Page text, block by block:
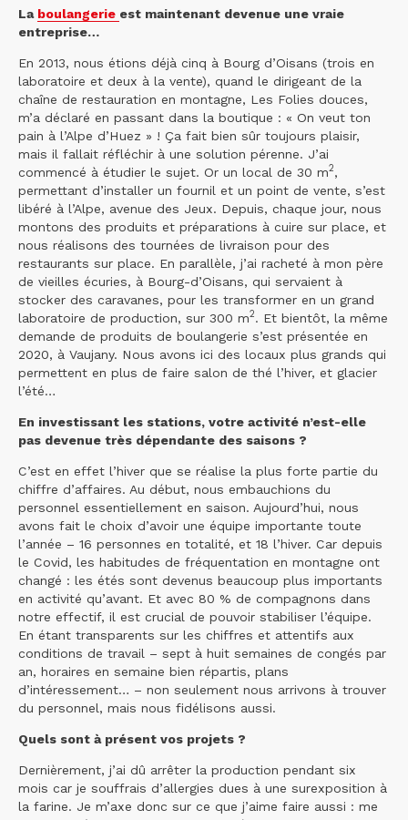
La boulangerie est maintenant devenue une vraie
entreprise…
En 2013, nous étions déjà cinq à Bourg d’Oisans (trois en
laboratoire et deux à la vente), quand le dirigeant de la
chaîne de restauration en montagne, Les Folies douces,
m’a déclaré en passant dans la boutique : « On veut ton
pain à l’Alpe d’Huez » ! Ça fait bien sûr toujours plaisir,
mais il fallait réfléchir à une solution pérenne. J’ai
commencé à étudier le sujet. Or un local de 30 m2,
permettant d’installer un fournil et un point de vente, s’est
libéré à l’Alpe, avenue des Jeux. Depuis, chaque jour, nous
montons des produits et préparations à cuire sur place, et
nous réalisons des tournées de livraison pour des
restaurants sur place. En parallèle, j’ai racheté à mon père
de vieilles écuries, à Bourg-d’Oisans, qui servaient à
stocker des caravanes, pour les transformer en un grand
laboratoire de production, sur 300 m2. Et bientôt, la même
demande de produits de boulangerie s’est présentée en
2020, à Vaujany. Nous avons ici des locaux plus grands qui
permettent en plus de faire salon de thé l’hiver, et glacier
l’été…
En investissant les stations, votre activité n’est-elle
pas devenue très dépendante des saisons ?
C’est en effet l’hiver que se réalise la plus forte partie du
chiffre d’affaires. Au début, nous embauchions du
personnel essentiellement en saison. Aujourd’hui, nous
avons fait le choix d’avoir une équipe importante toute
l’année – 16 personnes en totalité, et 18 l’hiver. Car depuis
le Covid, les habitudes de fréquentation en montagne ont
changé : les étés sont devenus beaucoup plus importants
en activité qu’avant. Et avec 80 % de compagnons dans
notre effectif, il est crucial de pouvoir stabiliser l’équipe.
En étant transparents sur les chiffres et attentifs aux
conditions de travail – sept à huit semaines de congés par
an, horaires en semaine bien répartis, plans
d’intéressement… – non seulement nous arrivons à trouver
du personnel, mais nous fidélisons aussi.
Quels sont à présent vos projets ?
Dernièrement, j’ai dû arrêter la production pendant six
mois car je souffrais d’allergies dues à une surexposition à
la farine. Je m’axe donc sur ce que j’aime faire aussi : me